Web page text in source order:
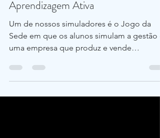
Usando rótulos de refrigerante para
Aprendizagem Ativa
Um de nossos simuladores é o Jogo da
Sede em que os alunos simulam a gestão
uma empresa que produz e vende